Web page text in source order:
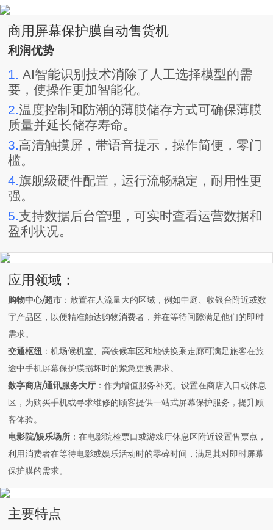
商用屏幕保护膜自动售货机
利润优势
1. AI智能识别技术消除了人工选择模型的需
要，使操作更加智能化。
2.温度控制和防潮的薄膜储存方式可确保薄膜
质量并延长储存寿命。
3.高清触摸屏，带语音提示，操作简便，零门
槛。
4.旗舰级硬件配置，运行流畅稳定，耐用性更
强。
5.支持数据后台管理，可实时查看运营数据和
盈利状况。
应用领域：
购物中心/超市 ：放置在人流量大的区域，例如中庭、收银台附近或数
字产品区，以便精准触达购物消费者，并在等待间隙满足他们的即时
需求。
交通枢纽 ：机场候机室、高铁候车区和地铁换乘走廊可满足旅客在旅
途中手机屏幕保护膜损坏时的紧急更换需求。
数字商店/通讯服务大厅 ：作为增值服务补充。设置在商店入口或休息
区，为购买手机或寻求维修的顾客提供一站式屏幕保护服务，提升顾
客体验。
电影院/娱乐场所 ：在电影院检票口或游戏厅休息区附近设置售票点，
利用消费者在等待电影或娱乐活动时的零碎时间，满足其对即时屏幕
保护膜的需求。
主要特点